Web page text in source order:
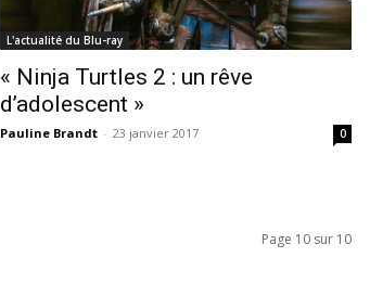
L'actualité du Blu-ray
« Ninja Turtles 2 : un rêve
d’adolescent »
Pauline Brandt - 23 janvier 2017 0
Page 10 sur 10